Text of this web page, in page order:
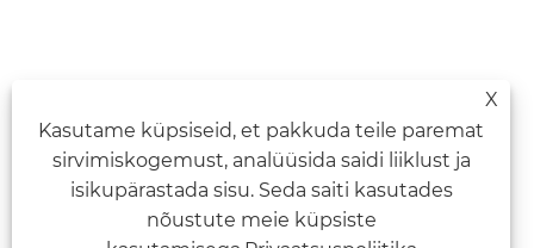
X
Kasutame küpsiseid, et pakkuda teile paremat
sirvimiskogemust, analüüsida saidi liiklust ja
isikupärastada sisu. Seda saiti kasutades
nõustute meie küpsiste